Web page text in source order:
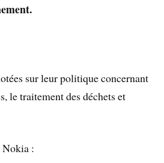
sur leur politique concernant
le traitement des déchets et
Nokia :